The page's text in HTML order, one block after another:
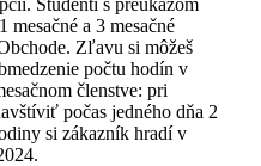
a 3 mesačné
Zľavu si môžeš
počtu hodín v
členstve: pri
počas jedného dňa 2
si zákazník hradí v